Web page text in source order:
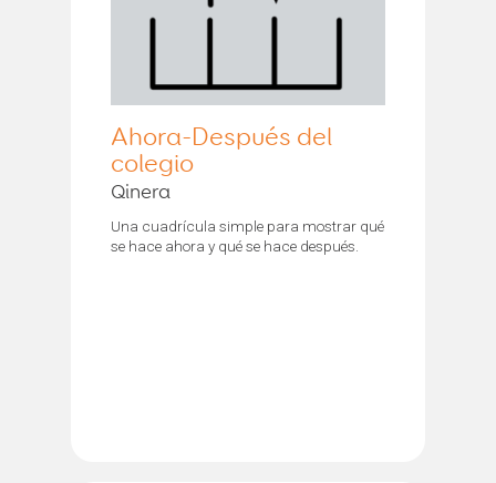
Ahora-Después del
colegio
Qinera
Una cuadrícula simple para mostrar qué
se hace ahora y qué se hace después.